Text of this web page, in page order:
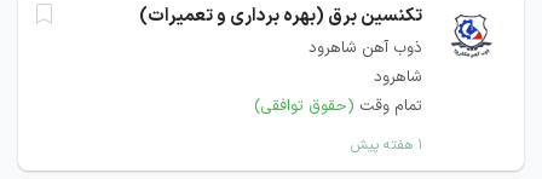
تکنسین برق (بهره برداری و تعمیرات)
ذوب آهن شاهرود
شاهرود
تمام وقت (حقوق توافقی)
۱ هفته پیش